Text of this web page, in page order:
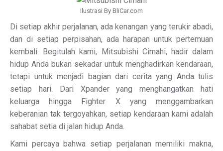
Ilustrasi By BliCar.com
Di setiap akhir perjalanan, ada kenangan yang terukir abadi,
dan di setiap perpisahan, ada harapan untuk pertemuan
kembali. Begitulah kami, Mitsubishi Cimahi, hadir dalam
hidup Anda bukan sekadar untuk menghadirkan kendaraan,
tetapi untuk menjadi bagian dari cerita yang Anda tulis
setiap hari. Dari Xpander yang menghangatkan hati
keluarga hingga Fighter X yang menggambarkan
keberanian tak tergoyahkan, setiap kendaraan kami adalah
sahabat setia di jalan hidup Anda.
Kami percaya bahwa setiap perjalanan memiliki makna,